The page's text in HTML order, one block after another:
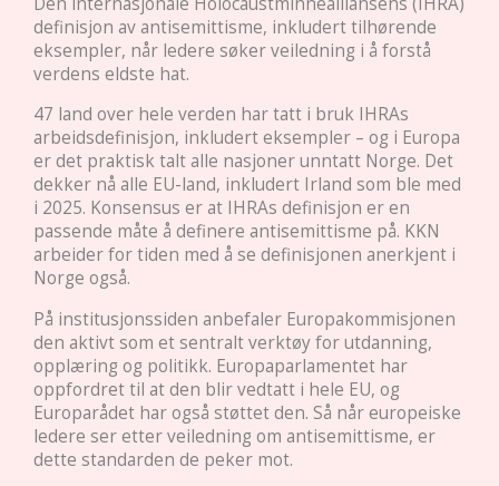
definisjon av antisemittisme, inkludert tilhørende
eksempler, når ledere søker veiledning i å forstå
verdens eldste hat.
47 land over hele verden har tatt i bruk IHRAs
arbeidsdefinisjon, inkludert eksempler – og i Europa
er det praktisk talt alle nasjoner unntatt Norge. Det
dekker nå alle EU-land, inkludert Irland som ble med
i 2025. Konsensus er at IHRAs definisjon er en
passende måte å definere antisemittisme på. KKN
arbeider for tiden med å se definisjonen anerkjent i
Norge også.
På institusjonssiden anbefaler Europakommisjonen
den aktivt som et sentralt verktøy for utdanning,
opplæring og politikk. Europaparlamentet har
oppfordret til at den blir vedtatt i hele EU, og
Europarådet har også støttet den. Så når europeiske
ledere ser etter veiledning om antisemittisme, er
dette standarden de peker mot.